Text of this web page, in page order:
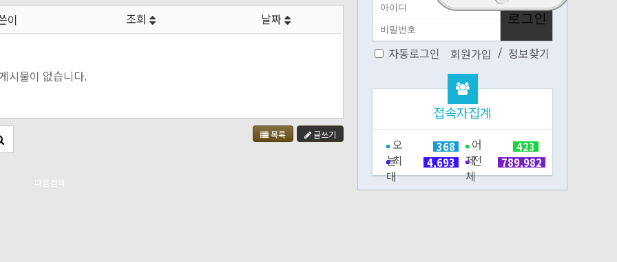
이 조회 날짜
시물이 없습니다.
목록 글쓰기
다음검색
자동로그인 회원가입 / 정보찾기
접속자집계
오
늘
368
어
제
423
최
대
4,693
전
체
789,982